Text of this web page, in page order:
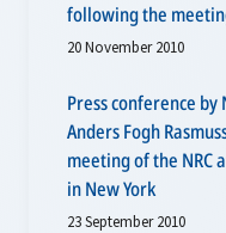
following the
20 November 2010
Press conference by
Anders Fogh
meeting of the NRC
in New York
23 September 2010